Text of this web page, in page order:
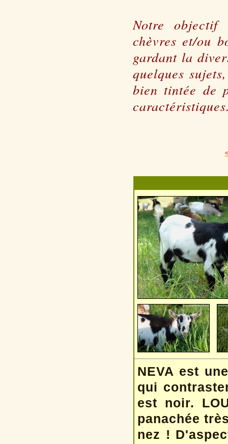
Notre objectif
chèvres et/ou
gardant la
quelques
bien tintée de
NEVA est
qui
est noir.
panachée
nez !